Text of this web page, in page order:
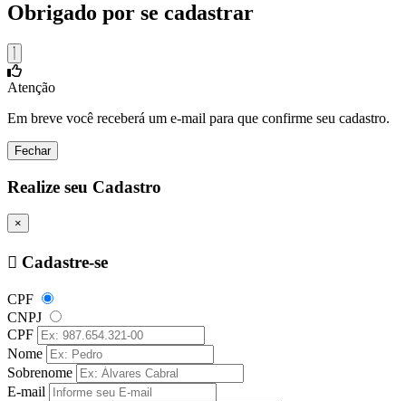
Obrigado por se cadastrar
Atenção
Em breve você receberá um e-mail para que confirme seu cadastro.
Fechar
Realize seu Cadastro
×
Cadastre-se
CPF
CNPJ
CPF
Nome
Sobrenome
E-mail